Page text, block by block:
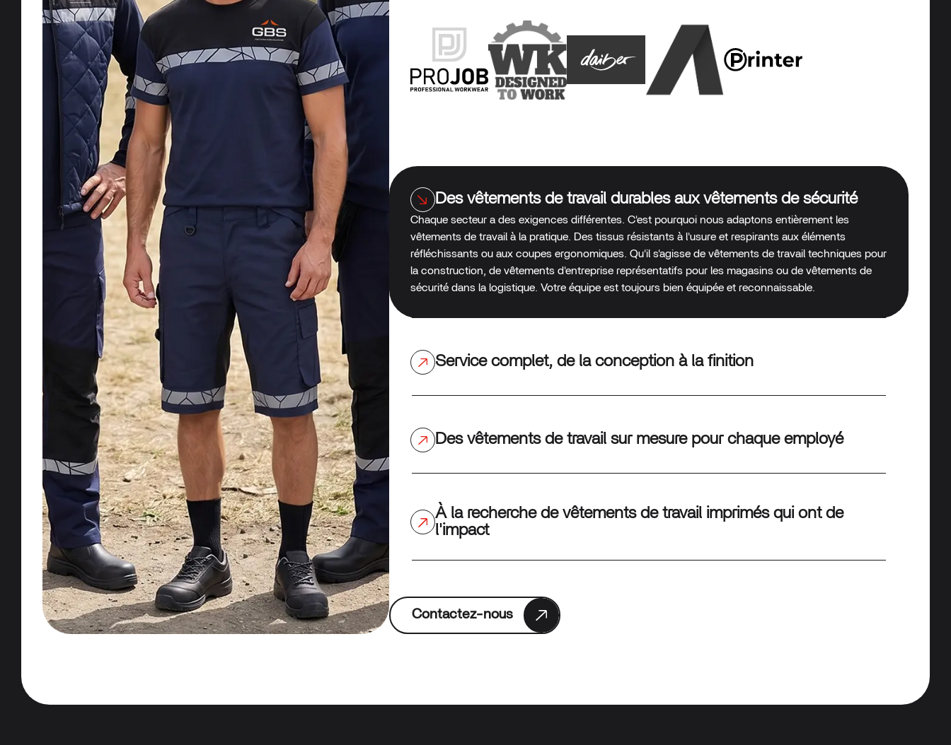
Des vêtements de travail durables aux vêtements de sécurité
Chaque secteur a des exigences différentes. C'est pourquoi nous adaptons entièrement les
vêtements de travail à la pratique. Des tissus résistants à l'usure et respirants aux éléments
réfléchissants ou aux coupes ergonomiques. Qu'il s'agisse de vêtements de travail techniques pour
la construction, de vêtements d'entreprise représentatifs pour les magasins ou de vêtements de
sécurité dans la logistique. Votre équipe est toujours bien équipée et reconnaissable.
Service complet, de la conception à la finition
Des vêtements de travail sur mesure pour chaque employé
À la recherche de vêtements de travail imprimés qui ont de
l'impact
Contactez-nous